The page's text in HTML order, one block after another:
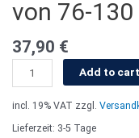
von 76-130
37,90 €
Add to cart
incl. 19% VAT zzgl.
Lieferzeit: 3-5 Tage